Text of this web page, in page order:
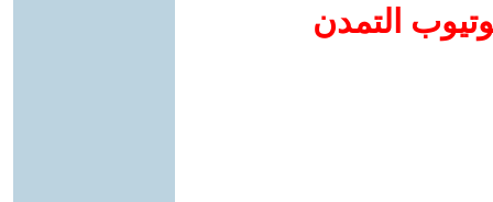
التمدن